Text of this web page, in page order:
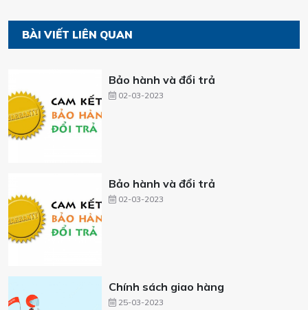
BÀI VIẾT LIÊN QUAN
Bảo hành và đổi trả
02-03-2023
Bảo hành và đổi trả
02-03-2023
Chính sách giao hàng
25-03-2023